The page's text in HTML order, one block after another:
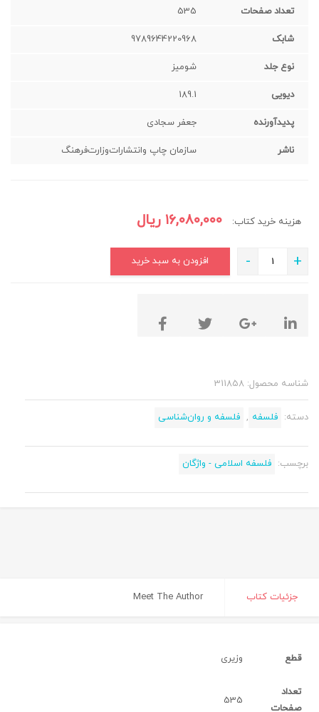
تعداد صفحات 535
شابک 9789644220968
نوع جلد شومیز
دیویی 189.1
پدیدآورنده جعفر سجادی
ناشر سازمان‌ چاپ‌ وانتشارات‌وزارت‌فرهنگ‌
هزینه خرید کتاب: ۱۶,۰۸۰,۰۰۰ ریال
+
- افزودن به سبد خرید
شناسه محصول: 311858
دسته: فلسفه , فلسفه و روان‌شناسی
برچسب: فلسفه اسلامی - واژگان
جزئیات کتاب Meet The Author
قطع وزیری‌
تعداد
صفحات
535